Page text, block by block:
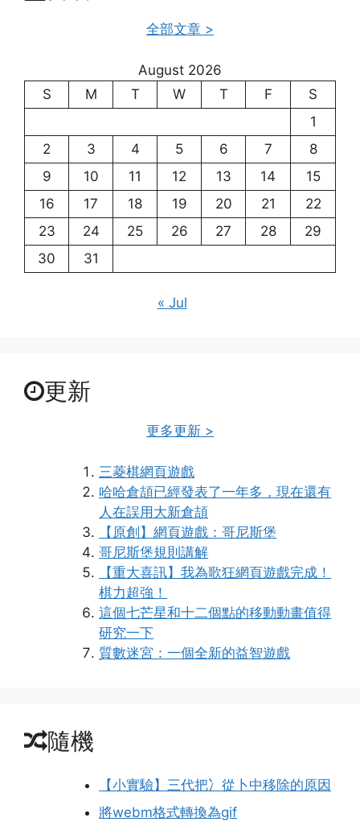
全部文章 >
August 2026
S
M T W T F
S
1
2
3 4 5 6 7
8
9
10 11 12 13 14
15
16
17 18 19 20 21
22
23
24 25 26 27 28
29
30
31
« Jul
更新
更多更新 >
三菱棋網頁遊戲
哈哈倉頡已經發表了一年多，現在還有
人在誤用大新倉頡
【原創】網頁遊戲：哥尼斯堡
哥尼斯堡規則講解
【重大喜訊】我為歌狂網頁遊戲完成！
棋力超強！
這個七芒星和十二個點的移動動畫值得
研究一下
質數迷宮：一個全新的益智遊戲
隨機
【小實驗】三代把冫從卜中移除的原因
將webm格式轉換為gif